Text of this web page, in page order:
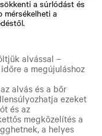
a súrlódást és
mérsékelheti a
alvással –
a megújuláshoz
alvás és a bőr
ezeket
és az
megközelítés a
a helyes